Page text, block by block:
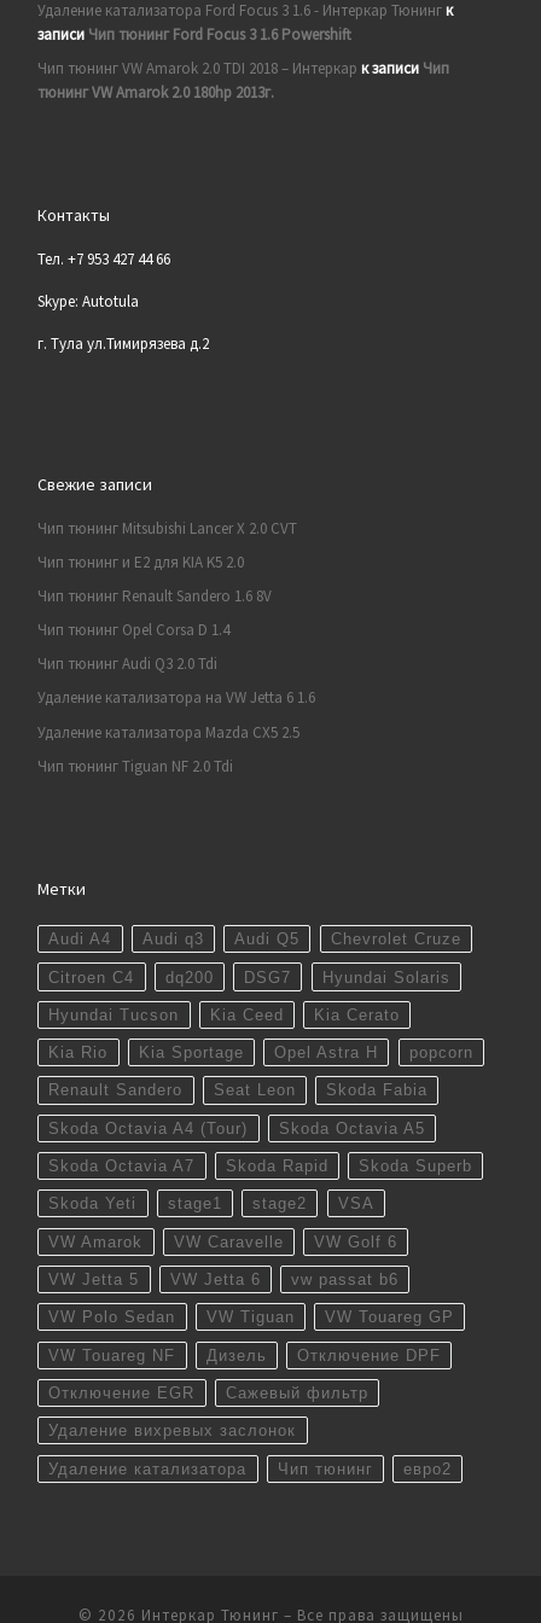
Удаление катализатора Ford Focus 3 1.6 - Интеркар Тюнингк
записи Чип тюнинг Ford Focus 3 1.6 Powershift
Чип тюнинг VW Amarok 2.0 TDI 2018 – Интеркар к записи Чип
тюнинг VW Amarok 2.0 180hp 2013г.
Контакты
Тел. +7 953 427 44 66
Skype: Autotula
г. Тула ул.Тимирязева д.2
Свежие записи
Чип тюнинг Mitsubishi Lancer X 2.0 CVT
Чип тюнинг и E2 для KIA K5 2.0
Чип тюнинг Renault Sandero 1.6 8V
Чип тюнинг Opel Corsa D 1.4
Чип тюнинг Audi Q3 2.0 Tdi
Удаление катализатора на VW Jetta 6 1.6
Удаление катализатора Mazda CX5 2.5
Чип тюнинг Tiguan NF 2.0 Tdi
Метки
Audi A4 Audi q3 Audi Q5 Chevrolet Cruze
Citroen C4 dq200 DSG7 Hyundai Solaris
Hyundai Tucson Kia Ceed Kia Cerato
Kia Rio Kia Sportage Opel Astra H popcorn
Renault Sandero Seat Leon Skoda Fabia
Skoda Octavia A4 (Tour) Skoda Octavia A5
Skoda Octavia A7 Skoda Rapid Skoda Superb
Skoda Yeti stage1 stage2 VSA
VW Amarok VW Caravelle VW Golf 6
VW Jetta 5 VW Jetta 6 vw passat b6
VW Polo Sedan VW Tiguan VW Touareg GP
VW Touareg NF Дизель Отключение DPF
Отключение EGR Сажевый фильтр
Удаление вихревых заслонок
Удаление катализатора Чип тюнинг евро2
© 2026 Интеркар Тюнинг – Все права защищены